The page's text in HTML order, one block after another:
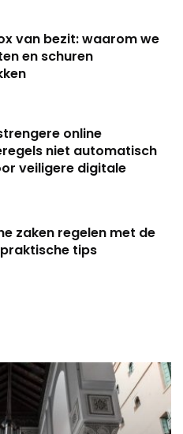
van bezit: waarom we
en schuren
online
niet automatisch
veiligere digitale
zaken regelen met de
tips